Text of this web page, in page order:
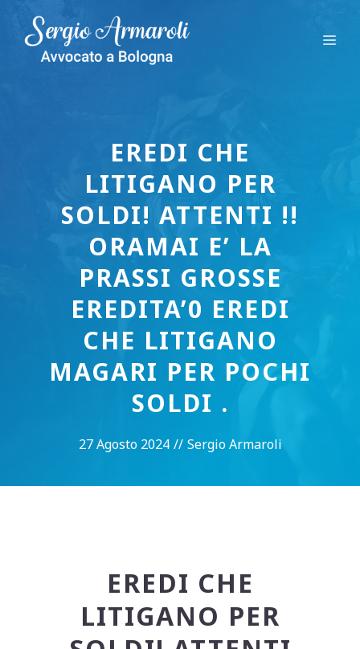
contenuto
EREDI CHE
LITIGANO PER
SOLDI! ATTENTI !!
ORAMAI E’ LA
PRASSI GROSSE
EREDITA’0 EREDI
CHE LITIGANO
MAGARI PER POCHI
SOLDI .
27 Agosto 2024 // Sergio Armaroli
EREDI CHE
LITIGANO PER